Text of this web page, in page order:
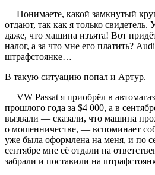
— Понимаете, какой замкнутый
отдают, так как я только
даже, что машина изъята! Вот
налог, а за что мне его платить?
штрафстоянке…
В такую ситуацию попал и Артур.
— VW Passat я приобрёл в
прошлого года за $4 000, а в
вызвали — сказали, что машина
о мошенничестве, — вспоминает
уже была оформлена на меня, и по
сентябре мне её отдали на
забрали и поставили на